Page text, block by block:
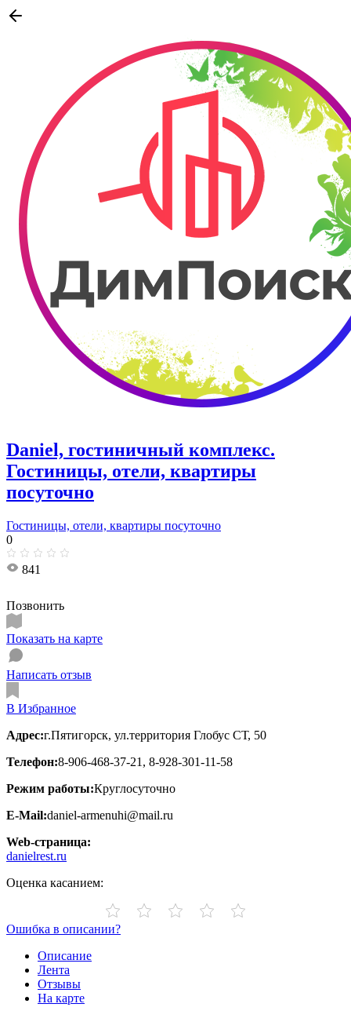
Daniel, гостиничный комплекс.
Гостиницы, отели, квартиры
посуточно
Гостиницы, отели, квартиры посуточно
0
841
Позвонить
Показать на карте
Написать отзыв
В Избранное
Адрес:г.Пятигорск, ул.территория Глобус СТ, 50
Телефон:8-906-468-37-21, 8-928-301-11-58
Режим работы:Круглосуточно
E-Mail:daniel-armenuhi@mail.ru
Web-страница:
danielrest.ru
Оценка касанием:
Ошибка в описании?
Описание
Лента
Отзывы
На карте